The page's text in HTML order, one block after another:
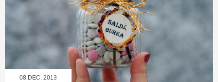
08.DEC, 2013